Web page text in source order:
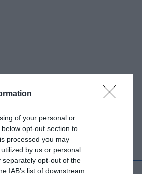
of your personal or
opt-out section to
processed you may
by us or personal
opt-out of the
IAB’s list of downstream